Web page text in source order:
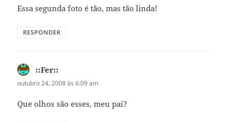
Essa segunda foto é tão, mas tão linda!
RESPONDER
::Fer::
outubro 24, 2008 às 6:09 am
Que olhos são esses, meu pai?